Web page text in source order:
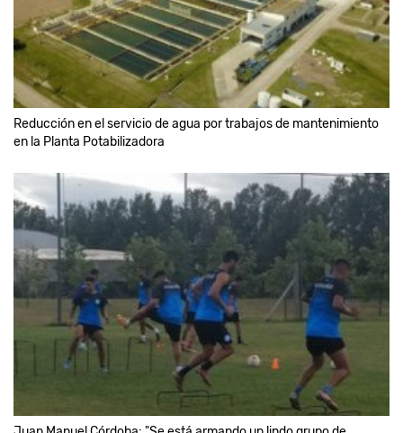
Reducción en el servicio de agua por trabajos de mantenimiento
en la Planta Potabilizadora